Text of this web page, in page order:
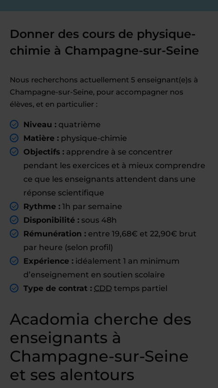
Donner des cours de physique-
chimie à Champagne-sur-Seine
Nous recherchons actuellement 5 enseignant(e)s à
Champagne-sur-Seine, pour accompagner nos
élèves, et en particulier :
Niveau : quatrième
Matière : physique-chimie
Objectifs : apprendre à se concentrer
pendant les exercices et à mieux comprendre
ce que les enseignants attendent dans une
réponse scientifique
Rythme : 1h par semaine
Disponibilité : sous 48h
Rémunération : entre 19,68€ et 22,90€ brut
par heure (selon profil)
Expérience : idéalement 1 an minimum
d’enseignement en soutien scolaire
Type de contrat : CDD temps partiel
Acadomia cherche des
enseignants à
Champagne-sur-Seine
et ses alentours